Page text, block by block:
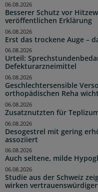
Besserer Schutz vor
veröffentlichen Erklärung
06.08.2026
Erst das trockene Auge –
06.08.2026
Urteil:
Defekturarzneimittel
06.08.2026
Geschlechtersensible
orthopädischen Reha
06.08.2026
Zusatznutzten für
06.08.2026
Desogestrel mit gering
assoziiert
06.08.2026
Auch seltene, milde
06.08.2026
Studie aus der Schweiz
wirken vertrauenswürdiger
06.08.2026